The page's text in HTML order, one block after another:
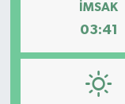
İMSAK
03:41